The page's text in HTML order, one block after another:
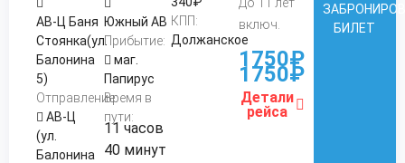
АВ-Ц Баня
Стоянка(ул.
Балонина
5)
Отправление:
АВ-Ц
(ул.
Балонина
Южный АВ
Прибытие:
маг.
Папирус
Время в
пути:
11 часов
40 минут
КПП:
Должанское
включ.
1750₽
1750₽
Детали
рейса
БИЛЕТ